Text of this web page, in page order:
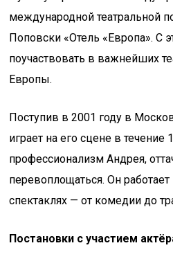
международной театральной
Поповски «Отель «Европа». С
поучаствовать в важнейших
Европы.
Поступив в 2001 году в
играет на его сцене в течение
профессионализм Андрея,
перевоплощаться. Он
спектаклях — от комедии до
Постановки с участием